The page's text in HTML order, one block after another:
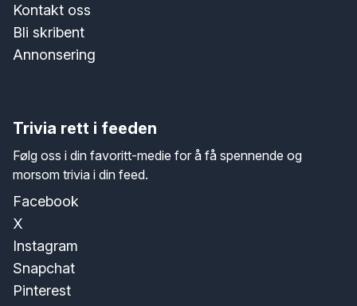
Kontakt oss
Bli skribent
Annonsering
Trivia rett i feeden
Følg oss i din favoritt-medie for å få spennende og
morsom trivia i din feed.
Facebook
X
Instagram
Snapchat
Pinterest